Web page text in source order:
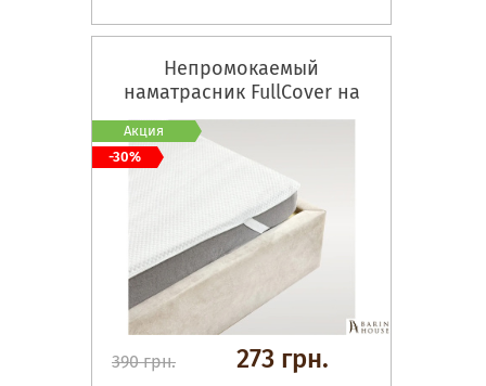
Непромокаемый
наматрасник FullCover на
резинках по углам
390 грн. 273 грн.
Акция
-30%